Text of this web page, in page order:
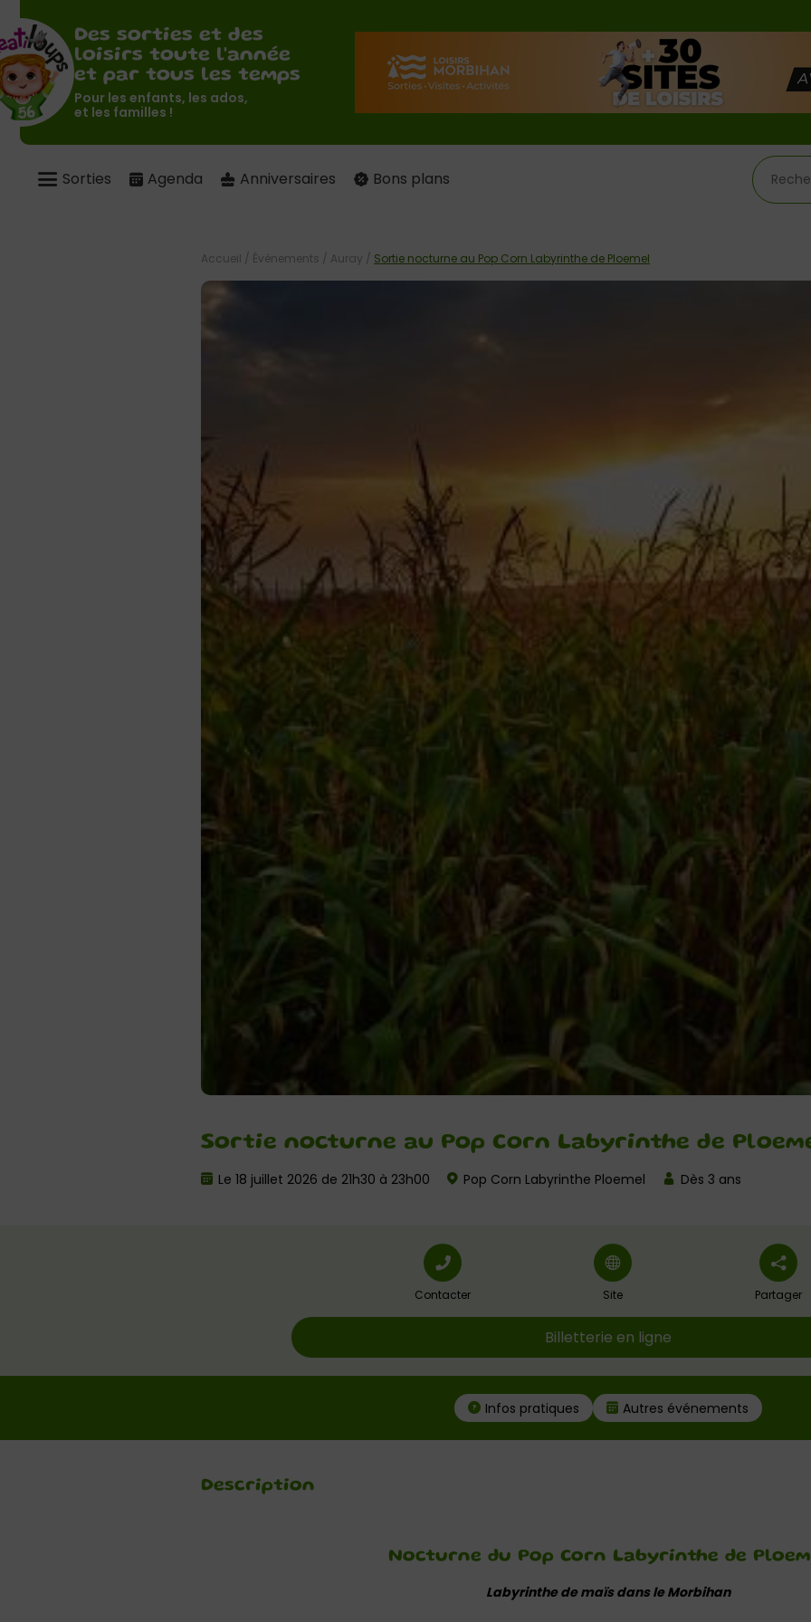
Des sorties et des
loisirs toute l'année
et par tous les temps
Pour les enfants, les ados,
et les familles !
Sorties Agenda Anniversaires Bons plans
Sortie nocturne au Pop Corn Labyrinthe de
Le 18 juillet 2026 de 21h30 à 23h00 Pop Corn Labyrinthe Ploemel Dès 3 ans
Accueil / Évènements / Auray / Sortie nocturne au Pop Corn Labyrinthe de Ploemel
Contacter Site Partager
Billetterie en ligne
Infos pratiques Autres événements
Description
Nocturne du Pop Corn Labyrinthe de
Labyrinthe de maïs dans le Morbihan